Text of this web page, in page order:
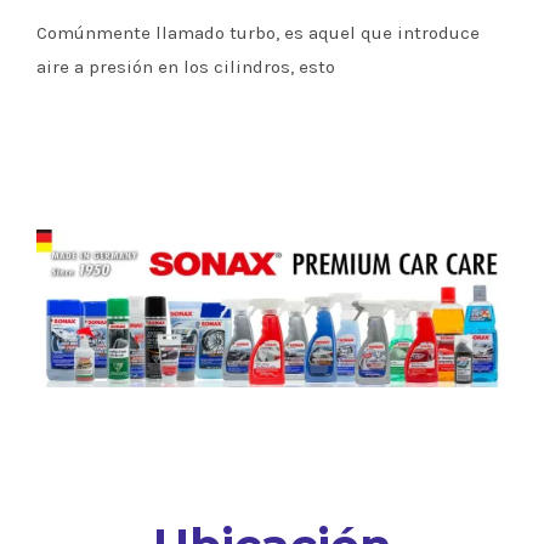
Comúnmente llamado turbo, es aquel que introduce
aire a presión en los cilindros, esto